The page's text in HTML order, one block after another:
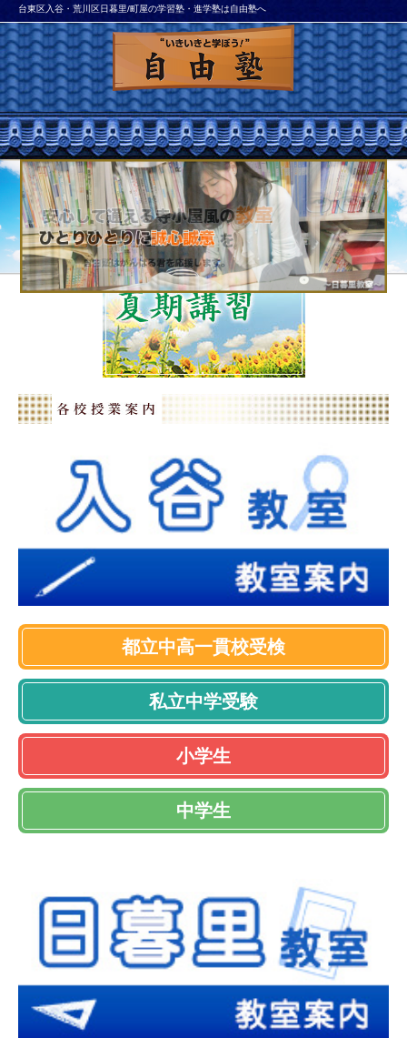
台東区入谷・荒川区日暮里/町屋の学習塾・進学塾は自由塾へ
都立中高一貫校受検
私立中学受験
小学生
中学生